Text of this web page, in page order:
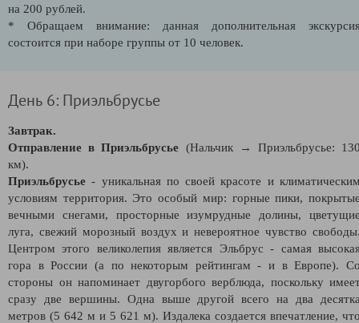
на 200 рублей.
* Обращаем внимание: данная дополнительная
состоится при наборе группы от 10 человек.
День 6: Приэльбрусье
Завтрак.
Отправление в Приэльбрусье (Нальчик → Приэльбрусье:
км).
Приэльбрусье - уникальная по своей красоте и
условиям территория. Это особый мир: горные пики,
вечными снегами, просторные изумрудные долины,
луга, свежий морозный воздух и невероятное чувство
Центром этого великолепия является Эльбрус - самая
гора в России (а по некоторым рейтингам - и в Европе).
стороны он напоминает двугорбого верблюда, поскольку
сразу две вершины. Одна выше другой всего на два
метров (5 642 м и 5 621 м). Издалека создается впечатление,